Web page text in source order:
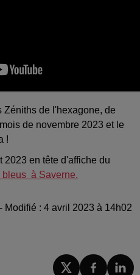
Zéniths de l'hexagone, de
de novembre 2023 et le
!
2023 en tête d'affiche du
bleus à Saverne.
Modifié : 4 avril 2023 à 14h02